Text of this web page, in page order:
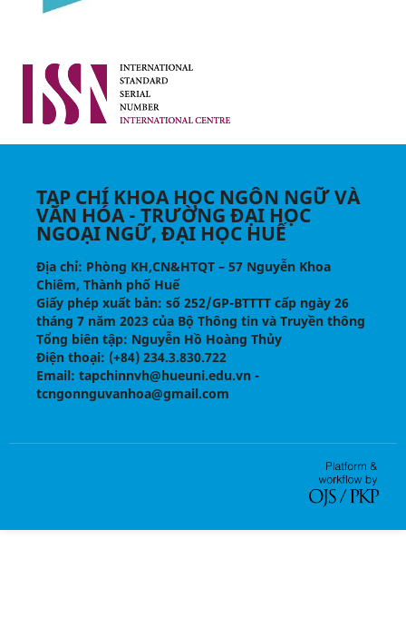
TẠP CHÍ KHOA HỌC NGÔN NGỮ VÀ
VĂN HÓA - TRƯỜNG ĐẠI HỌC
NGOẠI NGỮ, ĐẠI HỌC HUẾ
Địa chỉ: Phòng KH,CN&HTQT – 57 Nguyễn Khoa
Chiêm, Thành phố Huế
Giấy phép xuất bản: số 252/GP-BTTTT cấp ngày 26
tháng 7 năm 2023 của Bộ Thông tin và Truyền thông
Tổng biên tập: Nguyễn Hồ Hoàng Thủy
Điện thoại: (+84) 234.3.830.722
Email: tapchinnvh@hueuni.edu.vn -
tcngonnguvanhoa@gmail.com